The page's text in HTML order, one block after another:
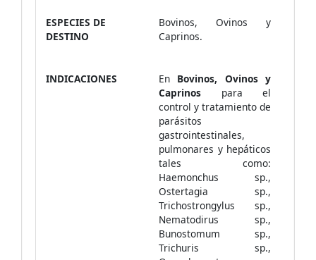
ESPECIES DE
DESTINO
Bovinos, Ovinos y
Caprinos.
INDICACIONES En Bovinos, Ovinos y
Caprinospara el
control y tratamiento de
parásitos
gastrointestinales,
pulmonares y hepáticos
tales como:
Haemonchus sp.,
Ostertagia sp.,
Trichostrongylus sp.,
Nematodirus sp.,
Bunostomum sp.,
Trichuris sp.,